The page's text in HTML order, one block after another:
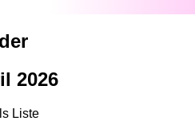
2026
Liste